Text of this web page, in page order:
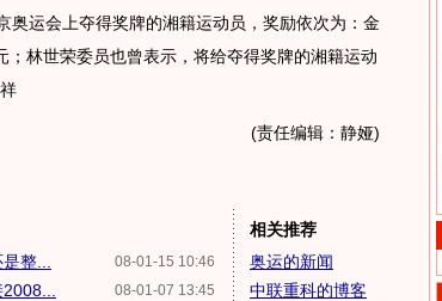
奥运会上夺得奖牌的湘籍运动员，奖励依次为：金
林世荣委员也曾表示，将给夺得奖牌的湘籍运动
(责任编辑：静娅)
08-01-15 10:46
整...
08-01-07 13:45
相关推荐
奥运的新闻
中联重科的博客